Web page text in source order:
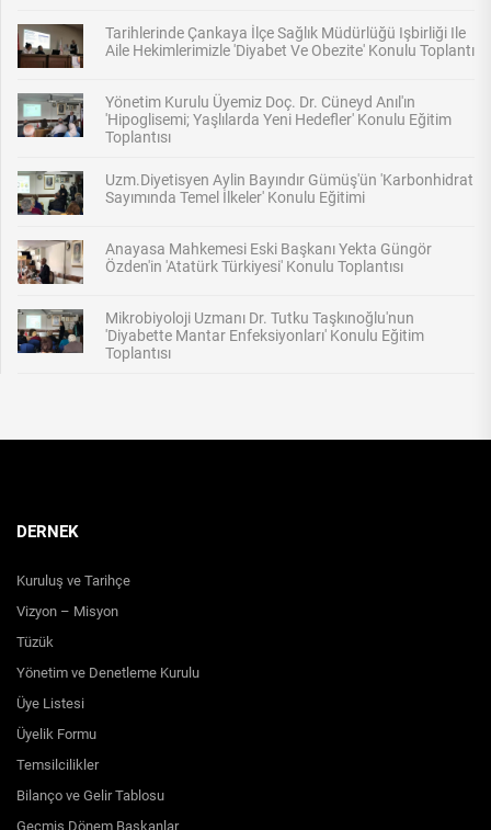
Tarihlerinde Çankaya İlçe Sağlık Müdürlüğü Işbirliği Ile
Aile Hekimlerimizle 'Diyabet Ve Obezite' Konulu Toplantı
Yönetim Kurulu Üyemiz Doç. Dr. Cüneyd Anıl'ın
'Hipoglisemi; Yaşlılarda Yeni Hedefler' Konulu Eğitim
Toplantısı
Uzm.Diyetisyen Aylin Bayındır Gümüş'ün 'Karbonhidrat
Sayımında Temel İlkeler' Konulu Eğitimi
Anayasa Mahkemesi Eski Başkanı Yekta Güngör
Özden'in 'Atatürk Türkiyesi' Konulu Toplantısı
Mikrobiyoloji Uzmanı Dr. Tutku Taşkınoğlu'nun
'Diyabette Mantar Enfeksiyonları' Konulu Eğitim
Toplantısı
DERNEK
Kuruluş ve Tarihçe
Vizyon – Misyon
Tüzük
Yönetim ve Denetleme Kurulu
Üye Listesi
Üyelik Formu
Temsilcilikler
Bilanço ve Gelir Tablosu
Geçmiş Dönem Başkanlar